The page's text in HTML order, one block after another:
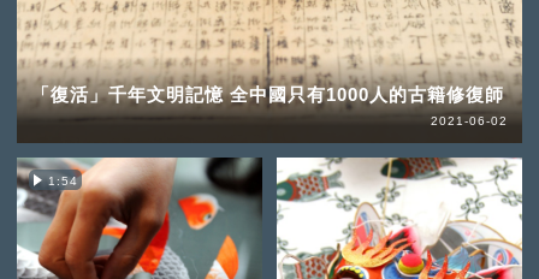
「復活」千年文明記憶 全中國只有1000人的古籍修復師
2021-06-02
1:54